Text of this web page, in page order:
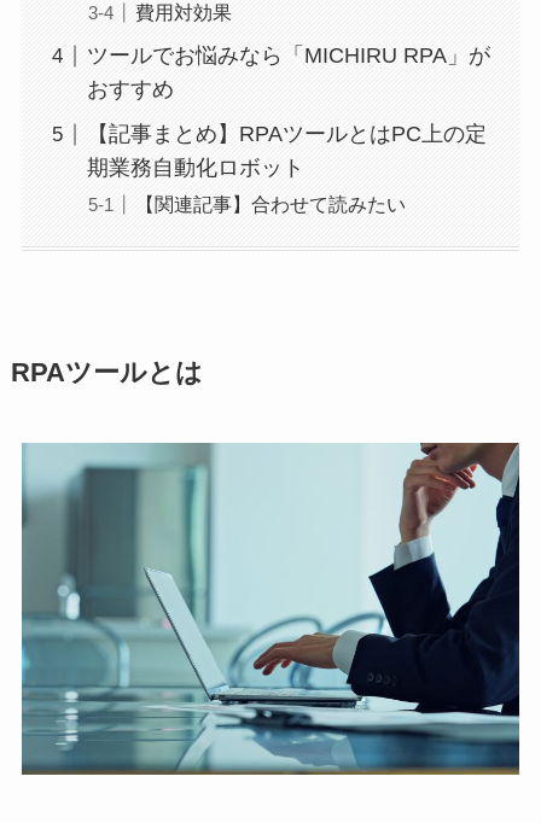
費用対効果
ツールでお悩みなら「MICHIRU RPA」が
おすすめ
【記事まとめ】RPAツールとはPC上の定
期業務自動化ロボット
【関連記事】合わせて読みたい
RPAツールとは